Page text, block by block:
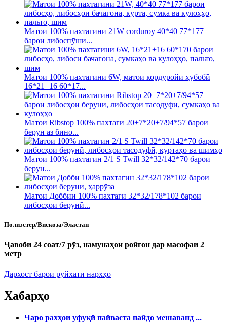
Матои 100% пахтагини 21W corduroy 40*40 77*177
барои либоспӯшӣ...
Матои 100% пахтагини 6W, матои кордуройи ҳубобӣ
16*21+16 60*17...
Матои Ribstop 100% пахтагӣ 20+7*20+7/94*57 барои
берун аз бино...
Матои 100% пахтагин 2/1 S Twill 32*32/142*70 барои
берун...
Матои Доббии 100% пахтагӣ 32*32/178*102 барои
либосҳои берунӣ...
Полиэстер/Вискоза/Эластан
Ҷавоби 24 соат/7 рӯз, намунаҳои ройгон дар масофаи 2
метр
Дархост барои рӯйхати нархҳо
Хабарҳо
Чаро рахҳои уфуқӣ пайваста пайдо мешаванд ...